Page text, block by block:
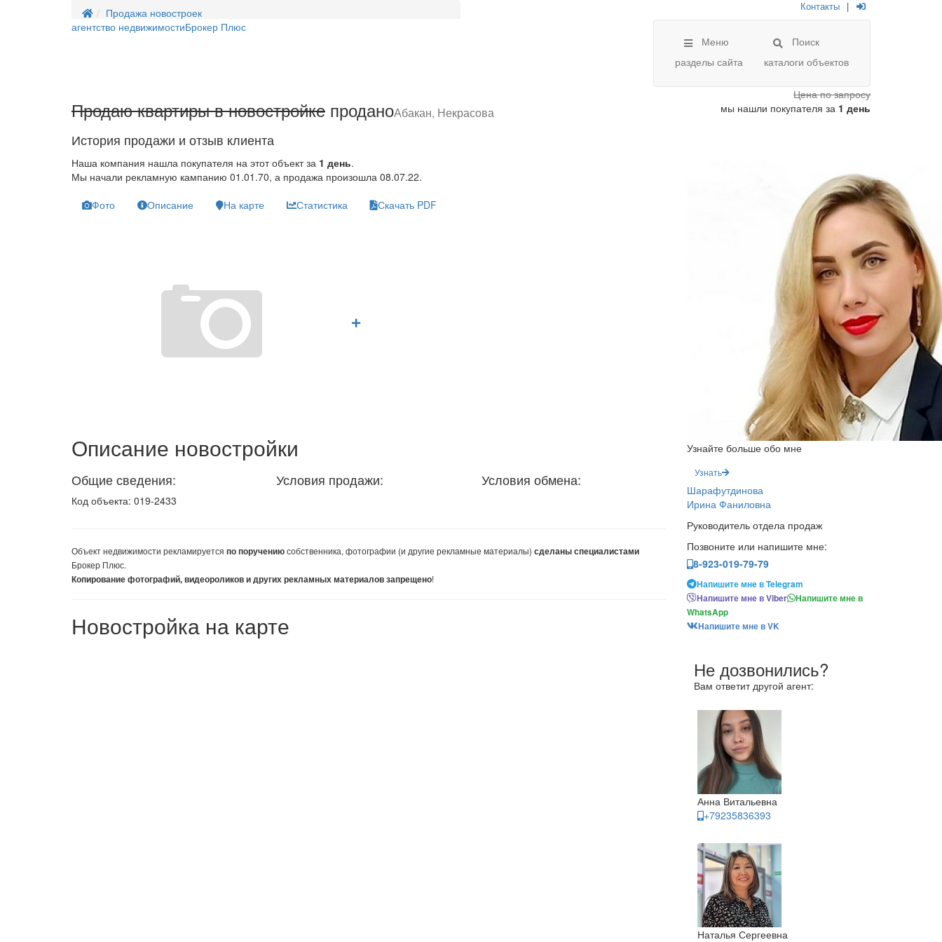
Продажа новостроек Контакты |
Меню
разделы сайта
Поиск
каталоги объектов
агентство недвижимостиБрокер Плюс
Продаю квартиры в новостройке проданоАбакан, Некрасова
Ценапо запросу
мы нашли покупателя за 1 день
История продажи и отзыв клиента
Наша компания нашла покупателя на этот объект за 1 день.
Мы начали рекламную кампанию 01.01.70, а продажа произошла 08.07.22.
Фото
Описание На карте Статистика Скачать PDF
Описание новостройки
Общие сведения:
Код объекта: 019-2433
Условия продажи: Условия обмена:
Объект недвижимости рекламируется по поручениюсобственника, фотографии (и другие рекламные материалы) сделаны специалистами
Брокер Плюс.
Копирование фотографий, видеороликов и других рекламных материалов запрещено!
Новостройка на карте
Узнайте больше обо мне
Узнать
Шарафутдинова
Ирина Фаниловна
Руководитель отдела продаж
Позвоните или напишите мне:
8-923-019-79-79
Напишите мне в Telegram
Напишите мне в Viber
Напишите мне в
WhatsApp
Напишите мне в VK
Не дозвонились?
Вам ответит другой агент:
Анна Витальевна
+79235836393
Наталья Сергеевна